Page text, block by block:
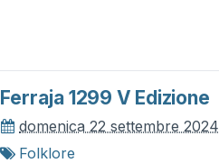
Ferraja 1299 V Edizione
domenica 22 settembre 2024
Folklore